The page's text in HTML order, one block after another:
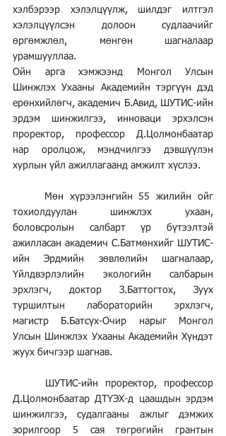
хэлбэрээр хэлэлцүүлж, шилдэг илтгэл
хэлэлцүүлсэн долоон судлаачийг
өргөмжлөл, мөнгөн шагналаар
урамшууллаа.
Ойн арга хэмжээнд Монгол Улсын
Шинжлэх Ухааны Академийн тэргүүн дэд
ерөнхийлөгч, академич Б.Авид, ШУТИС-ийн
эрдэм шинжилгээ, инноваци эрхэлсэн
проректор, профессор Д.Цолмонбаатар
нар оролцож, мэндчилгээ дэвшүүлэн
хурлын үйл ажиллагаанд амжилт хүслээ.
тохиолдуулан шинжлэх ухаан,
боловсролын салбарт үр бүтээлтэй
ажилласан академич С.Батмөнхийг ШУТИС-
ийн Эрдмийн зөвлөлийн шагналаар,
Үйлдвэрлэлийн экологийн салбарын
эрхлэгч, доктор З.Баттогтох, Зуух
туршилтын лабораторийн эрхлэгч,
магистр Б.Батсүх-Очир нарыг Монгол
Улсын Шинжлэх Ухааны Академийн Хүндэт
жуух бичгээр шагнав.
Д.Цолмонбаатар ДТҮЭХ-д цаашдын эрдэм
шинжилгээ, судалгааны ажлыг дэмжих
зорилгоор 5 сая төгрөгийн грантын